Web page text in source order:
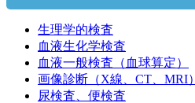
生理学的検査
血液生化学検査
血液一般検査（血球算定）
画像診断（X線、CT、MRI）
尿検査、便検査